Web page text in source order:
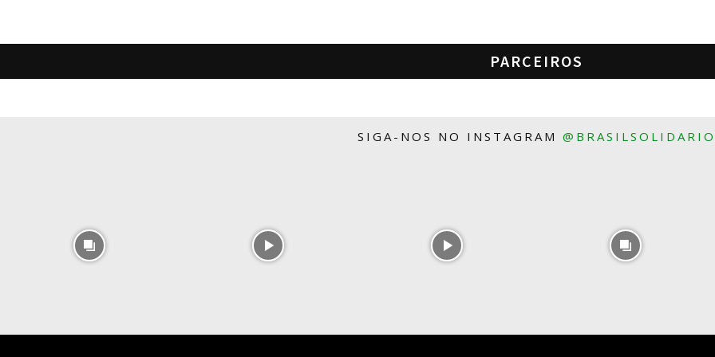
PARCEIROS
SIGA-NOS NO INSTAGRAM @BRASILSOLIDARIO